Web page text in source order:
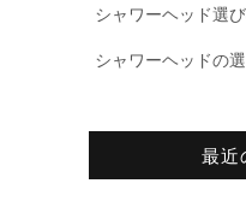
シャワーヘッド選
シャワーヘッドの
最近